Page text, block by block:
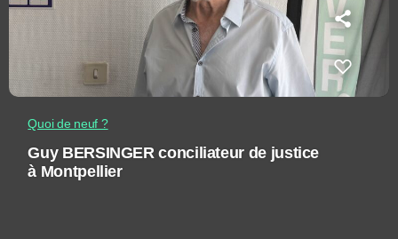
Quoi de neuf ?
Guy BERSINGER conciliateur de justice
à Montpellier